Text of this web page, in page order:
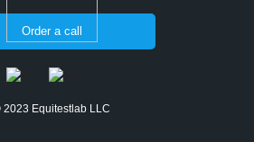
Order a call
2023 Equitestlab LLC